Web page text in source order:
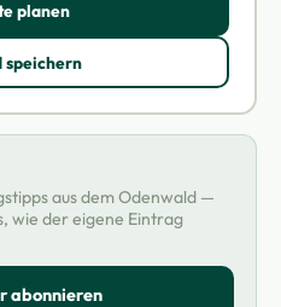
planen
speichern
aus dem Odenwald —
wie der eigene Eintrag
abonnieren